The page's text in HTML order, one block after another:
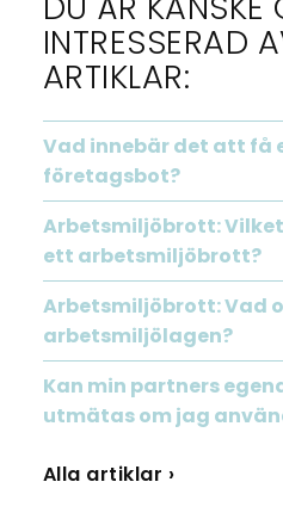
INTRESSERAD
ARTIKLAR:
Vad innebär det att få
företagsbot?
Arbetsmiljöbrott:
ett arbetsmiljöbrott?
Arbetsmiljöbrott: Vad
arbetsmiljölagen?
Kan min partners
utmätas om jag
Alla artiklar ›